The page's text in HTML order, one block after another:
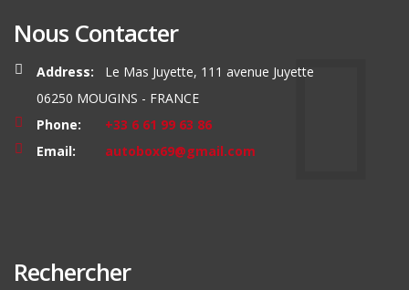
Nous Contacter
Address:
Le Mas Juyette, 111 avenue Juyette
06250 MOUGINS - FRANCE
Phone:
+33 6 61 99 63 86
Email:
autobox69@gmail.com
Rechercher